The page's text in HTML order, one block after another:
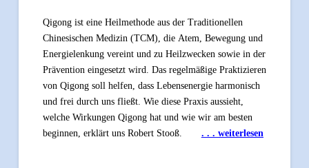
Qigong ist eine Heilmethode aus der Traditionellen
Chinesischen Medizin (TCM), die Atem, Bewegung und
Energielenkung vereint und zu Heilzwecken sowie in der
Prävention eingesetzt wird. Das regelmäßige Praktizieren
von Qigong soll helfen, dass Lebensenergie harmonisch
und frei durch uns fließt. Wie diese Praxis aussieht,
welche Wirkungen Qigong hat und wie wir am besten
beginnen, erklärt uns Robert Stooß. . . . weiterlesen